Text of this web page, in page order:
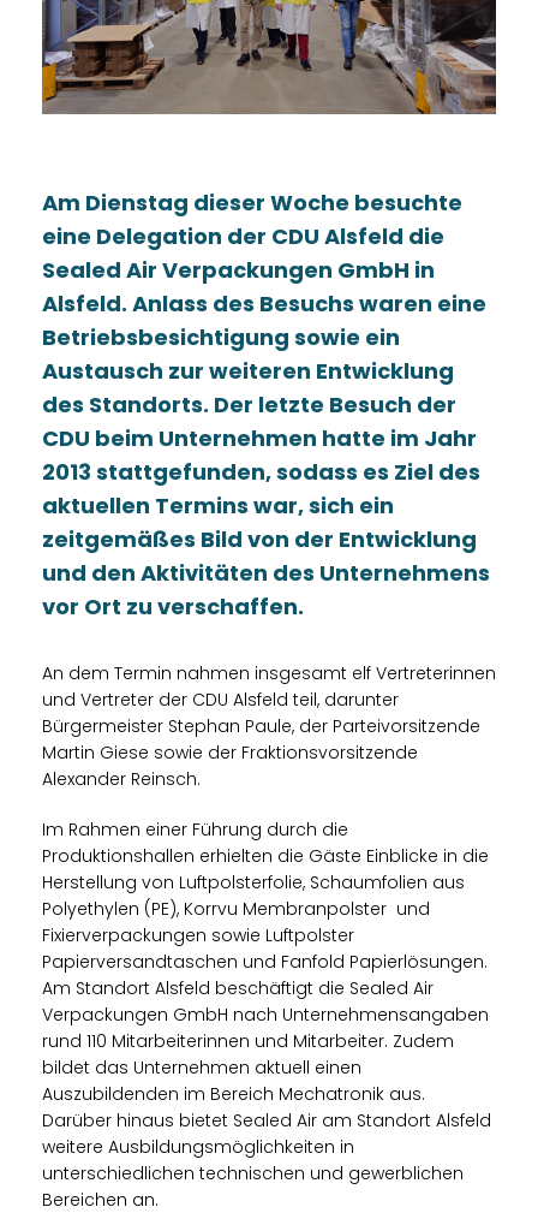
Am Dienstag dieser Woche besuchte
eine Delegation der CDU Alsfeld die
Sealed Air Verpackungen GmbH in
Alsfeld. Anlass des Besuchs waren eine
Betriebsbesichtigung sowie ein
Austausch zur weiteren Entwicklung
des Standorts. Der letzte Besuch der
CDU beim Unternehmen hatte im Jahr
2013 stattgefunden, sodass es Ziel des
aktuellen Termins war, sich ein
zeitgemäßes Bild von der Entwicklung
und den Aktivitäten des Unternehmens
vor Ort zu verschaffen.
An dem Termin nahmen insgesamt elf Vertreterinnen
und Vertreter der CDU Alsfeld teil, darunter
Bürgermeister Stephan Paule, der Parteivorsitzende
Martin Giese sowie der Fraktionsvorsitzende
Alexander Reinsch.
Im Rahmen einer Führung durch die
Produktionshallen erhielten die Gäste Einblicke in die
Herstellung von Luftpolsterfolie, Schaumfolien aus
Polyethylen (PE), Korrvu Membranpolster und
Fixierverpackungen sowie Luftpolster
Papierversandtaschen und Fanfold Papierlösungen.
Am Standort Alsfeld beschäftigt die Sealed Air
Verpackungen GmbH nach Unternehmensangaben
rund 110 Mitarbeiterinnen und Mitarbeiter. Zudem
bildet das Unternehmen aktuell einen
Auszubildenden im Bereich Mechatronik aus.
Darüber hinaus bietet Sealed Air am Standort Alsfeld
weitere Ausbildungsmöglichkeiten in
unterschiedlichen technischen und gewerblichen
Bereichen an.